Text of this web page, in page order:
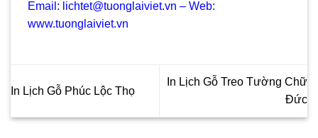
Email: lichtet@tuonglaiviet.vn – Web:
www.tuonglaiviet.vn
In Lịch Gỗ Phúc Lộc Thọ
In Lịch Gỗ Treo Tường Chữ
Đức